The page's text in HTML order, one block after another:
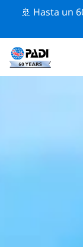
🚢 Hasta un